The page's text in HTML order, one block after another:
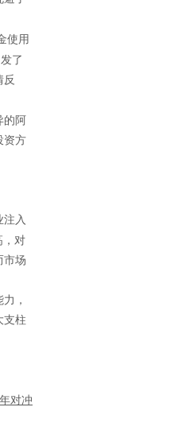
使用
了
反
阿
资方
注入
，对
市场
，
支柱
对冲